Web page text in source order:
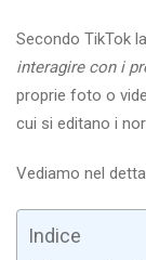
Secondo TikTok
interagire con i
proprie foto o
cui si editano i
Vediamo nel
Indice